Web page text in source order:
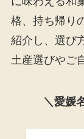
格、持ち帰り
紹介し、選び
土産選びやご
＼愛媛